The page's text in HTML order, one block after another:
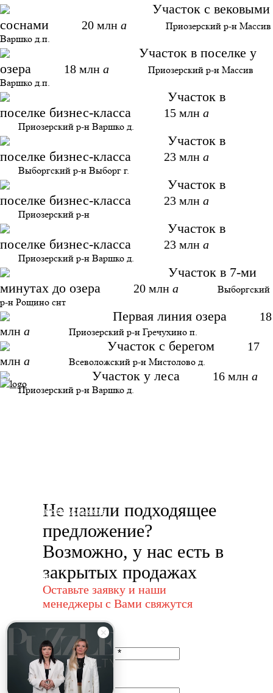
Участок с вековыми
соснами
20 млн a
Приозерский р-н Массив
Варшко д.п.
Участок в поселке у
озера
18 млн a
Приозерский р-н Массив
Варшко д.п.
Участок в
поселке бизнес-класса
15 млн a
Приозерский р-н Варшко д.
Участок в
поселке бизнес-класса
23 млн a
Выборгский р-н Выборг г.
Участок в
поселке бизнес-класса
23 млн a
Приозерский р-н
Участок в
поселке бизнес-класса
23 млн a
Приозерский р-н Варшко д.
Участок в 7-ми
минутах до озера
20 млн a
Выборгский
р-н Рощино снт
Первая линия озера
18
млн a Приозерский р-н Гречухино п.
Участок с берегом
17
млн a Всеволожский р-н Мистолово д.
Участок у леса 16 млн a
Приозерский р-н Варшко д.
Не нашли подходящее
предложение?
Возможно, у нас есть в
закрытых продажах
Оставьте заявку и наши
менеджеры с Вами свяжутся
Городская недвижимость
О компании
Консалтинг для девелоперов
Карьера
Журналы
Контакты
Наши поселки